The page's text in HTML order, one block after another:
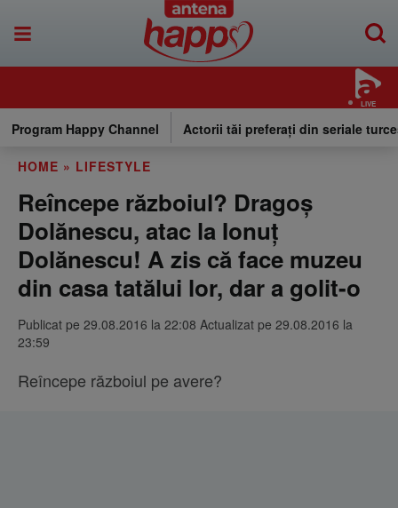
LIVE
Program Happy Channel Actorii tăi preferați din seriale
HOME » LIFESTYLE
Reîncepe războiul? Dragoș
Dolănescu, atac la Ionuț
Dolănescu! A zis că face muzeu
din casa tatălui lor, dar a golit-o
Publicat pe 29.08.2016 la 22:08 Actualizat pe 29.08.2016 la
23:59
Reîncepe războiul pe avere?